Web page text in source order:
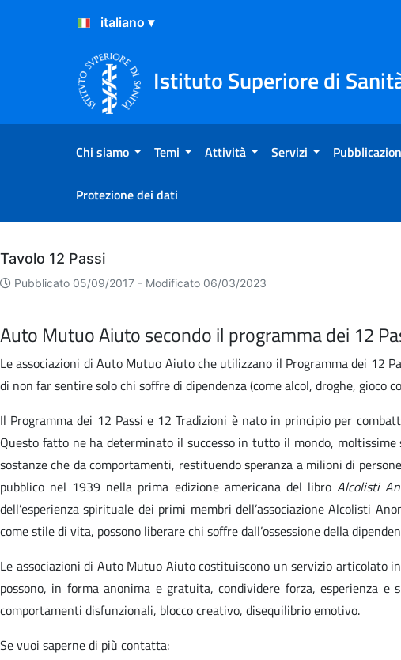
Salta al Contenuto
Salta al Footer
Istituto Superiore di
Chi siamo Temi Attività Servizi
Protezione dei dati
Archivio
Tavolo 12 Passi
Pubblicato 05/09/2017 - Modificato 06/03/2023
Auto Mutuo Aiuto secondo il programma dei 12
Le associazioni di Auto Mutuo Aiuto che utilizzano il Programma dei 12
di non far sentire solo chi soffre di dipendenza (come alcol, droghe,
Il Programma dei 12 Passi e 12 Tradizioni è nato in principio per
Questo fatto ne ha determinato il successo in tutto il mondo,
sostanze che da comportamenti, restituendo speranza a milioni di
pubblico nel 1939 nella prima edizione americana del libro Alcolisti
dell’esperienza spirituale dei primi membri dell’associazione Alcolisti
come stile di vita, possono liberare chi soffre dall’ossessione della
Le associazioni di Auto Mutuo Aiuto costituiscono un servizio articolato
possono, in forma anonima e gratuita, condividere forza, esperienza e
comportamenti disfunzionali, blocco creativo, disequilibrio emotivo.
Se vuoi saperne di più contatta: